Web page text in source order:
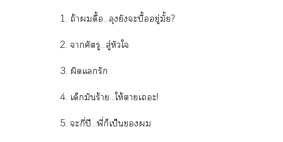
1. ถ้าดื้อ…ลุงยังะบื้ออยู่มั้ย?
2. าศัตรู…สู่หัวใ
3. ผิดแรัก
4. เด็กมันร้าย…ให้าเะ!
5. ะกี่ปี…พี่ก็เป็น